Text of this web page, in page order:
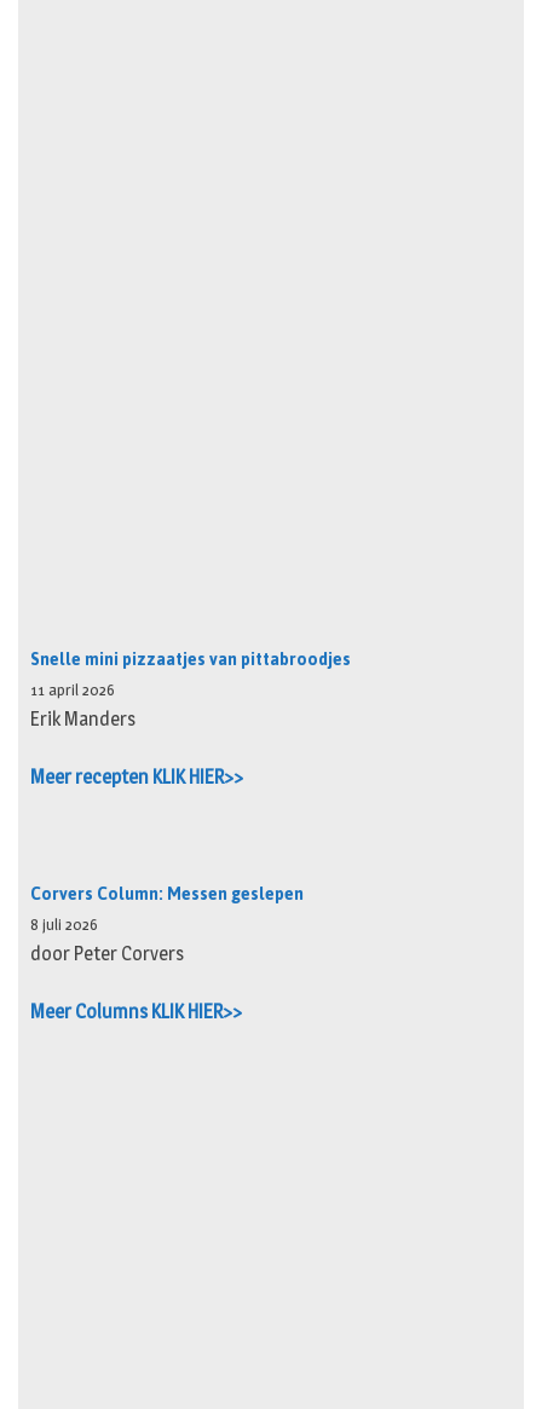
Snelle mini pizzaatjes van pittabroodjes
11 april 2026
Erik Manders
Meer recepten KLIK HIER>>
Corvers Column: Messen geslepen
8 juli 2026
door Peter Corvers
Meer Columns KLIK HIER>>